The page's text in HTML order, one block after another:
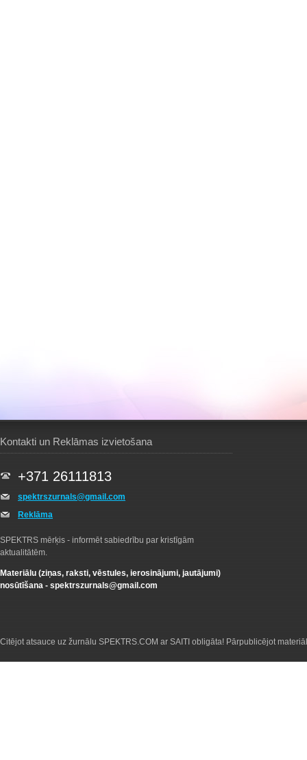
Kontakti un Reklāmas izvietošana
+371 26111813
spektrszurnals@gmail.com
Reklāma
SPEKTRS mērķis - informēt sabiedrību par kristīgām
aktualitātēm.
Materiālu (ziņas, raksti, vēstules, ierosinājumi, jautājumi)
nosūtīšana - spektrszurnals@gmail.com
Citējot atsauce uz žurnālu SPEKTRS.COM ar SAITI obligāta! Pārpublicējot